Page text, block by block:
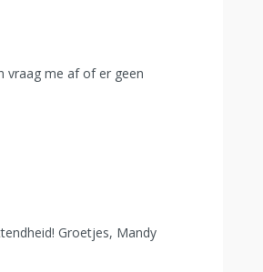
vraag me af of er geen
Groetjes, Mandy